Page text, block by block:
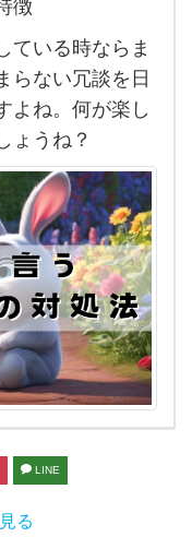
徴
ている時ならま
らない冗談を日
よね。何が楽し
ょうね？
LINE
る